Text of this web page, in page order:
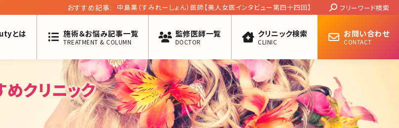
おすすめ記事: 中島菓（すみれーしょん）医師【美人女医インタビュー第四十四回】 Search:
フリーワード検索
とは 施術＆お悩み記事一覧
TREATMENT & COLUMN
監修医師一覧
DOCTOR
クリニック検索
CLINIC
お問い合わせ
CONTACT
めクリニック